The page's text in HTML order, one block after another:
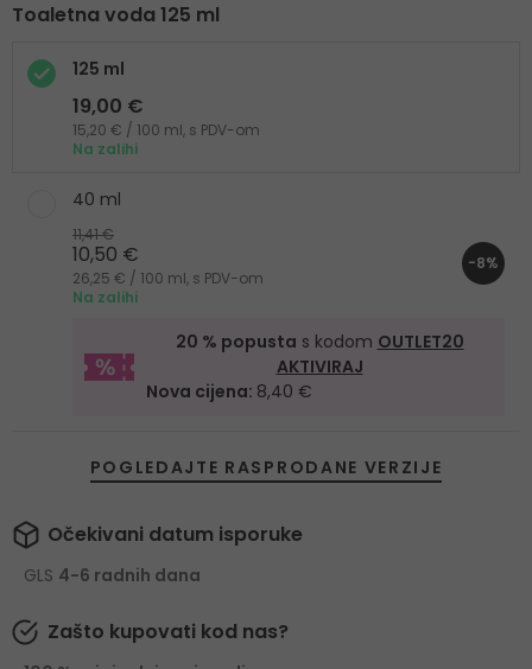
Toaletna voda 125 ml
125 ml
19,00 €
15,20 € / 100 ml, s PDV-om
Na zalihi
40 ml
11,41 €
10,50 €
26,25 € / 100 ml, s PDV-om
Na zalihi
-8%
20 % popusta s kodom OUTLET20
AKTIVIRAJ
Nova cijena: 8,40 €
POGLEDAJTE RASPRODANE VERZIJE
Očekivani datum isporuke
GLS 4-6 radnih dana
Zašto kupovati kod nas?